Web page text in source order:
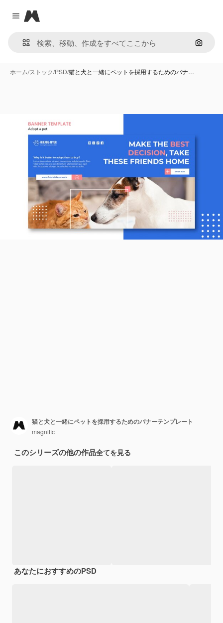
Close menu
Magnific
画像で
ホーム/ストック/PSD/猫と犬と一緒にペットを採用するためのバナ…
猫と犬と一緒にペットを採用するためのバナーテンプレート
magnific
このシリーズの他の作品全てを見る
あなたにおすすめのPSD